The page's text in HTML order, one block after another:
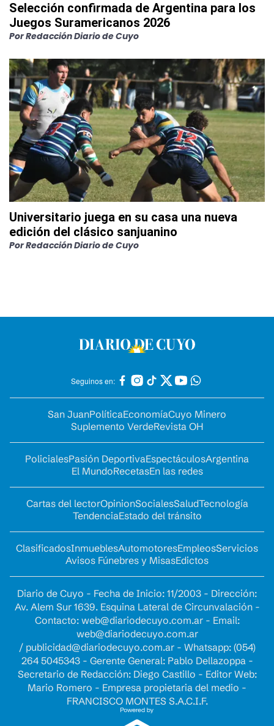
Selección confirmada de Argentina para los
Juegos Suramericanos 2026
PorRedacción Diario de Cuyo
Universitario juega en su casa una nueva
edición del clásico sanjuanino
PorRedacción Diario de Cuyo
Seguinos en:
San JuanPolíticaEconomíaCuyo Minero
Suplemento VerdeRevista OH
PolicialesPasión DeportivaEspectáculosArgentina
El MundoRecetasEn las redes
Cartas del lectorOpinionSocialesSaludTecnología
TendenciaEstado del tránsito
ClasificadosInmueblesAutomotoresEmpleosServicios
Avisos Fúnebres y MisasEdictos
Diario de Cuyo - Fecha de Inicio: 11/2003 - Dirección:
Av. Alem Sur 1639. Esquina Lateral de Circunvalación -
Contacto: web@diariodecuyo.com.ar- Email:
web@diariodecuyo.com.ar
/ publicidad@diariodecuyo.com.ar- Whatsapp: (054)
264 5045343 - Gerente General: Pablo Dellazoppa -
Secretario de Redacción: Diego Castillo - Editor Web:
Mario Romero - Empresa propietaria del medio -
FRANCISCO MONTES S.A.C.I.F.